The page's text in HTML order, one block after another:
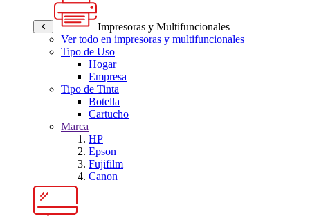
Impresoras y Multifuncionales
Ver todo en impresoras y multifuncionales
Tipo de Uso
Hogar
Empresa
Tipo de Tinta
Botella
Cartucho
Marca
HP
Epson
Fujifilm
Canon